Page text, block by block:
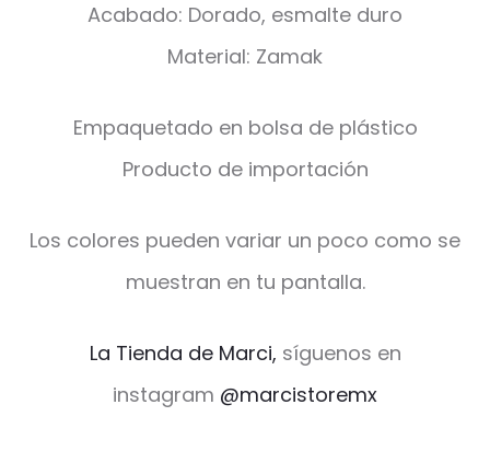
Acabado: Dorado, esmalte duro
Material: Zamak
Empaquetado en bolsa de plástico
Producto de importación
Los colores pueden variar un poco como se
muestran en tu pantalla.
La Tienda de Marci, síguenos en
instagram @marcistoremx